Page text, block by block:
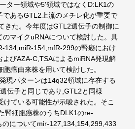
ター領域や5'領域ではなくD:LK1の
であるGTL2上流のメチレ化が重要で
きた。今年度はGTL2遺伝子の制御に
のマイクuRNAについて検討した。具
134,miR-154,mfR-299の腎癌におけ
よびAZA-C,TSAによるmiRNA発現解
癌由来株を用いて検討した。
現パターンは14q32領域に存在する
伝子と同じであり,GTL2と同様
けている可能性が示唆された。そこ
腎細胞癌株のうちDLK1のre-
についてmir-127,134,154,299,433